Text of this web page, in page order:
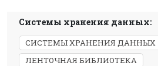
Системы хранения данных:
СИСТЕМЫ ХРАНЕНИЯ ДАННЫХ
ЛЕНТОЧНАЯ БИБЛИОТЕКА